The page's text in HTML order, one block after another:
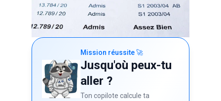
Mission réussite 🚀
Jusqu'où peux-tu
aller ?
Ton copilote calcule ta